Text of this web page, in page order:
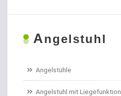
Angelschnur Dorsch
Angelschnur Feedern
Angelstuhl
Angelstühle
Angelstuhl mit Liegefunktion